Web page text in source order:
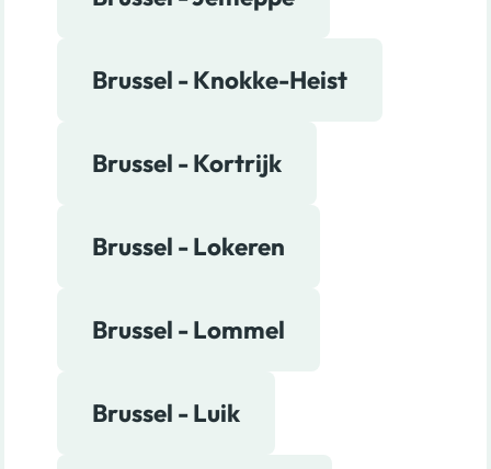
Brussel - Knokke-Heist
Brussel - Kortrijk
Brussel - Lokeren
Brussel - Lommel
Brussel - Luik